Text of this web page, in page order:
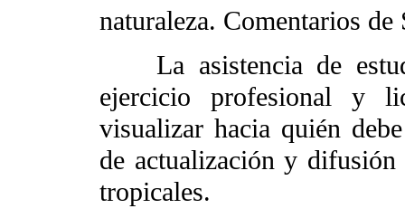
naturaleza. Comentarios de
La asistencia de
ejercicio profesional y
visualizar hacia quién
de actualización y difusión
tropicales.